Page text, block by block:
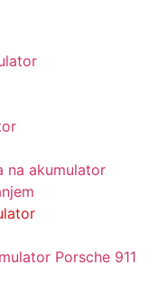
na akumulator